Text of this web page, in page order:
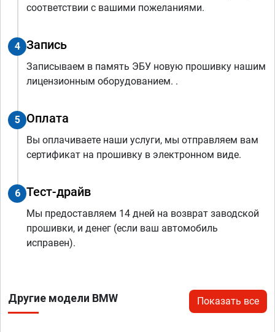
соответствии с вашими пожеланиями.
4 Запись
Записываем в память ЭБУ новую прошивку нашим
лицензионным оборудованием. .
5 Оплата
Вы оплачиваете наши услуги, мы отправляем вам
сертификат на прошивку в электронном виде.
6 Тест-драйв
Мы предоставляем 14 дней на возврат заводской
прошивки, и денег (если ваш автомобиль
исправен).
Другие модели BMW Показать все